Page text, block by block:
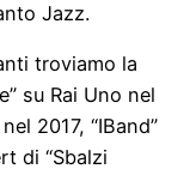
Jazz.
troviamo la
su Rai Uno nel
2017, “IBand”
di “Sbalzi